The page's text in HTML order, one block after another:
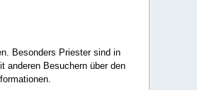
Besonders Priester sind in
anderen Besuchern über den